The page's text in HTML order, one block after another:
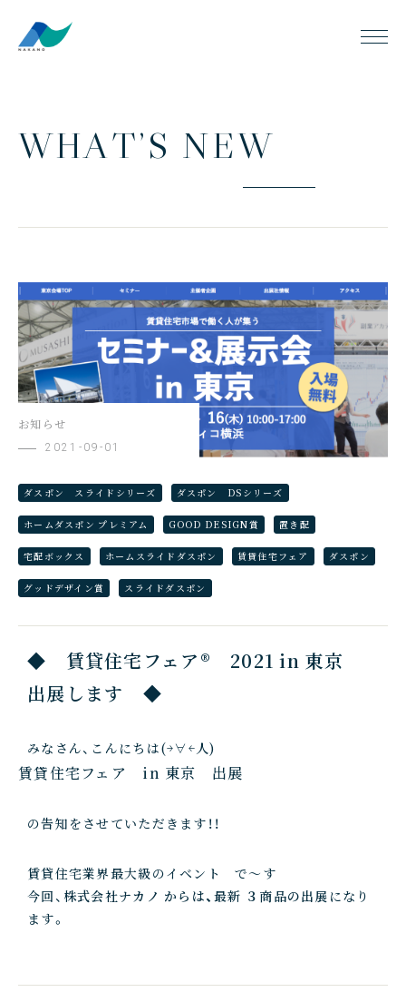
WHAT’S NEW
お知らせ
2021-09-01
ダスポン スライドシリーズ ダスポン DSシリーズ
ホームダスポン プレミアム GOOD DESIGN賞 置き配
宅配ボックス ホームスライドダスポン 賃貸住宅フェア ダスポン
グッドデザイン賞 スライドダスポン
◆ 賃貸住宅フェア® 2021 in 東京
出展します ◆
みなさん、こんにちは(￫∀￩人)
賃貸住宅フェア in 東京 出展
の告知をさせていただきます！！
賃貸住宅業界最大級のイベント で～す
今回、 株式会社ナカノ からは、最新 ３商品の出展 になり
ます。